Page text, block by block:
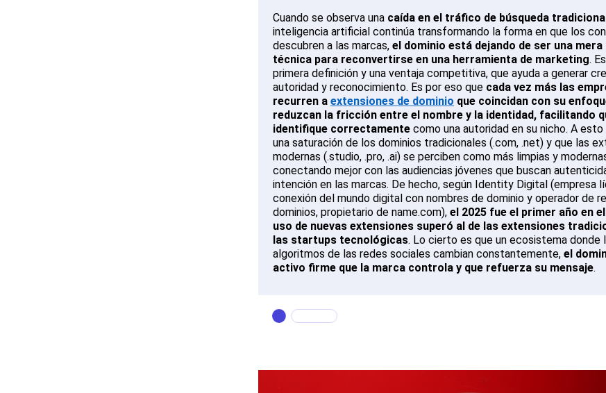
Cuando se observa una caída en el tráfico de búsqueda
inteligencia artificial continúa transformando la forma en que los
descubren a las marcas, el dominio está dejando de ser una
técnica para reconvertirse en una herramienta de marketing.
primera definición y una ventaja competitiva, que ayuda a generar
autoridad y reconocimiento. Es por eso que cada vez más las
recurren a extensiones de dominio que coincidan con su
reduzcan la fricción entre el nombre y la identidad, facilitando
identifique correctamente como una autoridad en su nicho. A esto
una saturación de los dominios tradicionales (.com, .net) y que las
modernas (.studio, .pro, .ai) se perciben como más limpias y
conectando mejor con las audiencias jóvenes que buscan
intención en las marcas. De hecho, según Identity Digital (empresa
conexión del mundo digital con nombres de dominio y operador de
dominios, propietario de name.com), el 2025 fue el primer año en
uso de nuevas extensiones superó al de las extensiones
las startups tecnológicas. Lo cierto es que un ecosistema donde
algoritmos de las redes sociales cambian constantemente, el
activo firme que la marca controla y que refuerza su mensaje.